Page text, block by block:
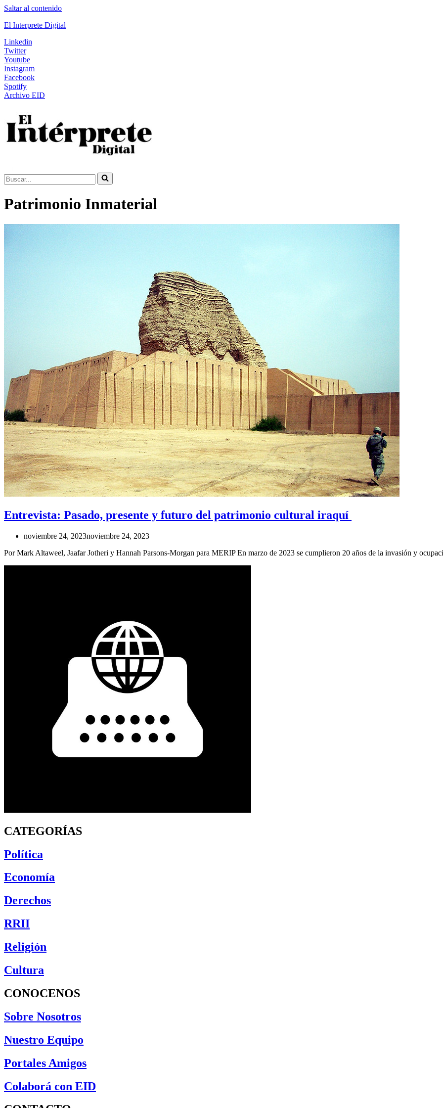
Saltar al contenido
El Interprete Digital
Linkedin
Twitter
Youtube
Instagram
Facebook
Spotify
Archivo EID
Buscar...
Patrimonio Inmaterial
Entrevista: Pasado, presente y futuro del patrimonio cultural iraquí
noviembre 24, 2023noviembre 24, 2023
Por Mark Altaweel, Jaafar Jotheri y Hannah Parsons-Morgan para MERIP En marzo de 2023 se cumplieron 20 años de la invasión y
CATEGORÍAS
Política
Economía
Derechos
RRII
Religión
Cultura
CONOCENOS
Sobre Nosotros
Nuestro Equipo
Portales Amigos
Colaborá con EID